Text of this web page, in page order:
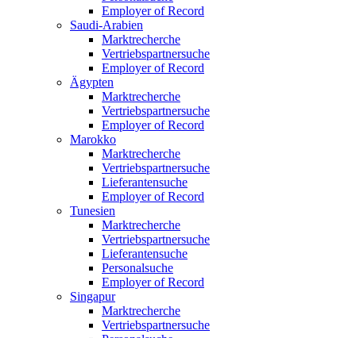
Employer of Record
Saudi-Arabien
Marktrecherche
Vertriebspartnersuche
Employer of Record
Ägypten
Marktrecherche
Vertriebspartnersuche
Employer of Record
Marokko
Marktrecherche
Vertriebspartnersuche
Lieferantensuche
Employer of Record
Tunesien
Marktrecherche
Vertriebspartnersuche
Lieferantensuche
Personalsuche
Employer of Record
Singapur
Marktrecherche
Vertriebspartnersuche